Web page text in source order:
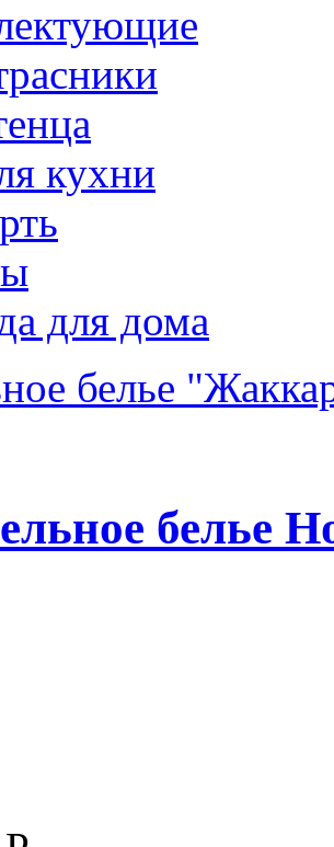
кухни
для дома
белье
белье